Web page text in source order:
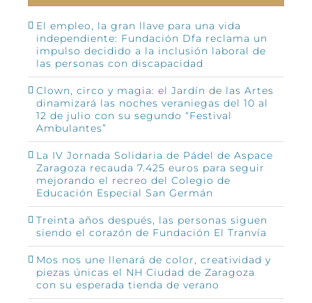
El empleo, la gran llave para una vida
independiente: Fundación Dfa reclama un
impulso decidido a la inclusión laboral de
las personas con discapacidad
Clown, circo y magia: el Jardín de las Artes
dinamizará las noches veraniegas del 10 al
12 de julio con su segundo “Festival
Ambulantes”
La IV Jornada Solidaria de Pádel de Aspace
Zaragoza recauda 7.425 euros para seguir
mejorando el recreo del Colegio de
Educación Especial San Germán
Treinta años después, las personas siguen
siendo el corazón de Fundación El Tranvía
Mos nos une llenará de color, creatividad y
piezas únicas el NH Ciudad de Zaragoza
con su esperada tienda de verano